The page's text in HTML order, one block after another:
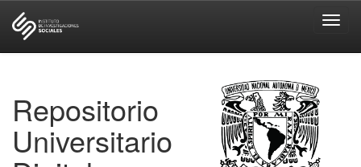
Repositorio
Universitario